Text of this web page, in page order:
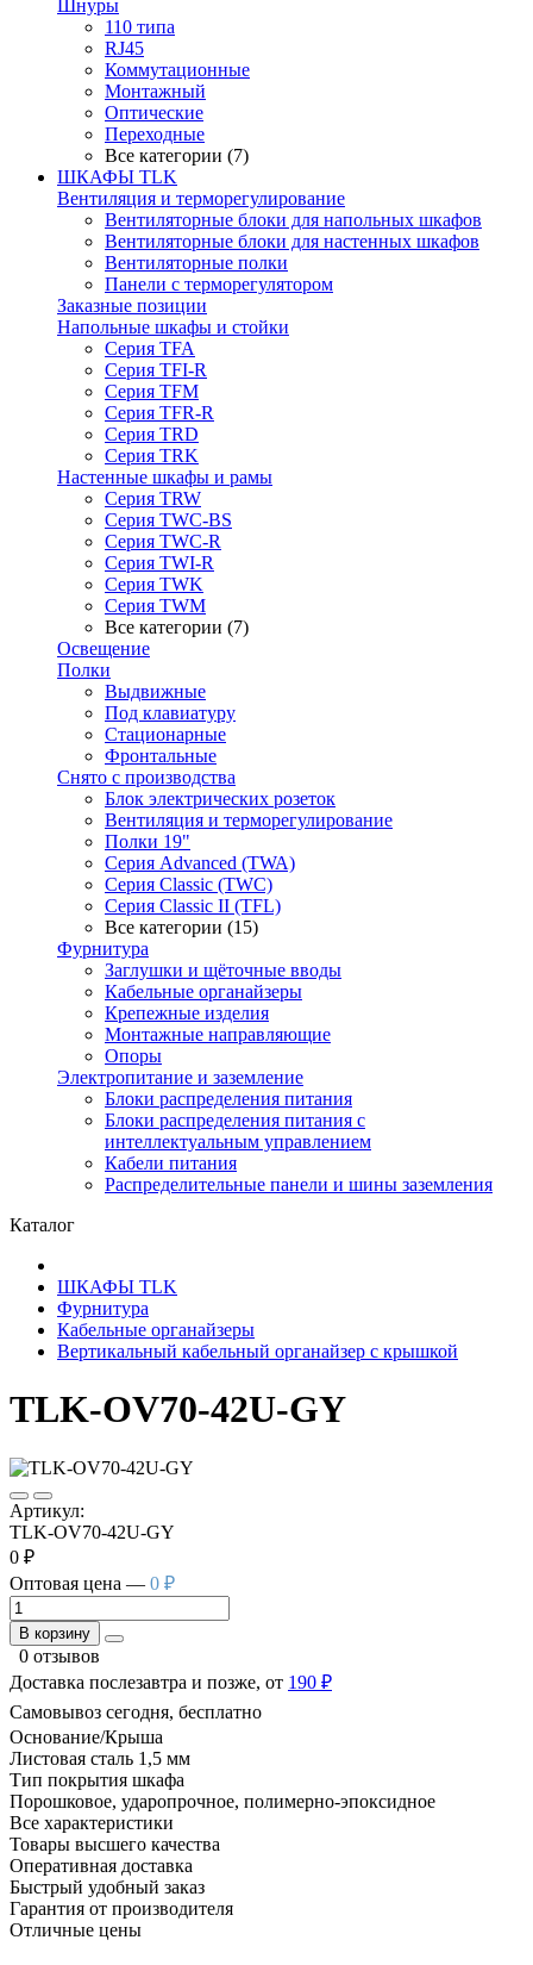
Шнуры
110 типа
RJ45
Коммутационные
Монтажный
Оптические
Переходные
Все категории (7)
ШКАФЫ TLK
Вентиляция и терморегулирование
Вентиляторные блоки для напольных шкафов
Вентиляторные блоки для настенных шкафов
Вентиляторные полки
Панели с терморегулятором
Заказные позиции
Напольные шкафы и стойки
Серия TFA
Серия TFI-R
Серия TFM
Серия TFR-R
Серия TRD
Серия TRK
Настенные шкафы и рамы
Серия TRW
Серия TWC-BS
Серия TWC-R
Серия TWI-R
Серия TWK
Серия TWM
Все категории (7)
Освещение
Полки
Выдвижные
Под клавиатуру
Стационарные
Фронтальные
Снято с производства
Блок электрических розеток
Вентиляция и терморегулирование
Полки 19"
Серия Advanced (TWA)
Серия Classic (TWC)
Серия Classic II (TFL)
Все категории (15)
Фурнитура
Заглушки и щёточные вводы
Кабельные органайзеры
Крепежные изделия
Монтажные направляющие
Опоры
Электропитание и заземление
Блоки распределения питания
Блоки распределения питания с
интеллектуальным управлением
Кабели питания
Распределительные панели и шины заземления
Каталог
ШКАФЫ TLK
Фурнитура
Кабельные органайзеры
Вертикальный кабельный органайзер с крышкой
TLK-OV70-42U-GY
Артикул:
TLK-OV70-42U-GY
0 ₽
Оптовая цена — 0 ₽
В корзину
0 отзывов
Доставка послезавтра и позже, от 190 ₽
Самовывоз сегодня, бесплатно
Основание/Крыша
Листовая сталь 1,5 мм
Тип покрытия шкафа
Порошковое, ударопрочное, полимерно-эпоксидное
Все характеристики
Товары высшего качества
Оперативная доставка
Быстрый удобный заказ
Гарантия от производителя
Отличные цены